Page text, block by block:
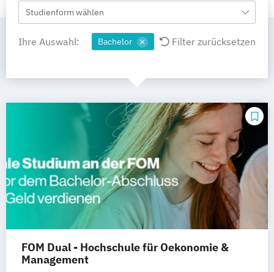
Studienform wählen
Ihre Auswahl: Bachelor Filter zurücksetzen
FOM Dual - Hochschule für Oekonomie &
Management